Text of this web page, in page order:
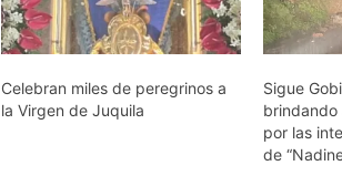
Celebran miles de peregrinos a
la Virgen de Juquila
Sigue
brindando
por las
de